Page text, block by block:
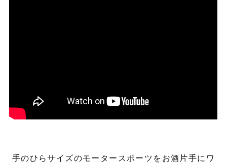
手のひらサイズのモータースポーツをお酒片手にワ